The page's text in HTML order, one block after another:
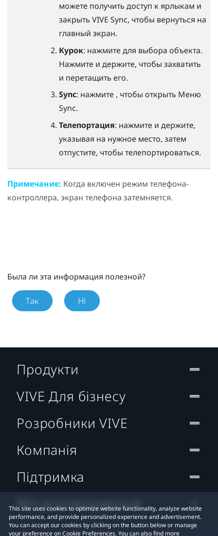
можете получить доступ к ярлыкам и
закрыть VIVE Sync, чтобы вернуться на
главный экран.
Курок: нажмите для выбора объекта.
Нажмите и держите, чтобы захватить
и перетащить его.
Sync: нажмите , чтобы открыть Меню
Sync.
Телепортация: нажмите и держите,
указывая на нужное место, затем
отпустите, чтобы телепортироваться.
Примечание: Когда включен режим телефона-
контроллера, экран телефона затемняется.
Была ли эта информация полезной?
Так Ні
This site uses cookies to optimize website functionality, analyze website
performance, and provide personalized experience and advertisement.
You can accept our cookies by clicking on the button below or manage
your preference on Cookie Preferences. You can also find more
Продукти
VIVE Для бізнесу
Розробники VIVE
Компанія
Підтримка
Місцезнаходження: